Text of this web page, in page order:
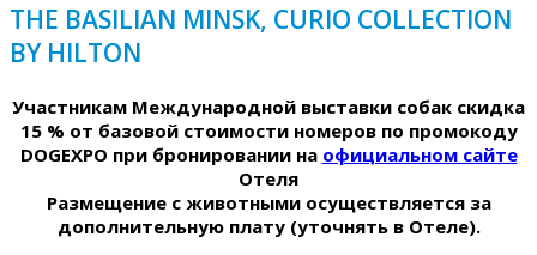
THE BASILIAN MINSK, CURIO COLLECTION
BY HILTON
Участникам Международной выставки собак скидка
15 % от базовой стоимости номеров по промокоду
DOGEXPO при бронировании на официальном сайте
Отеля
Размещение с животными осуществляется за
дополнительную плату (уточнять в Отеле).